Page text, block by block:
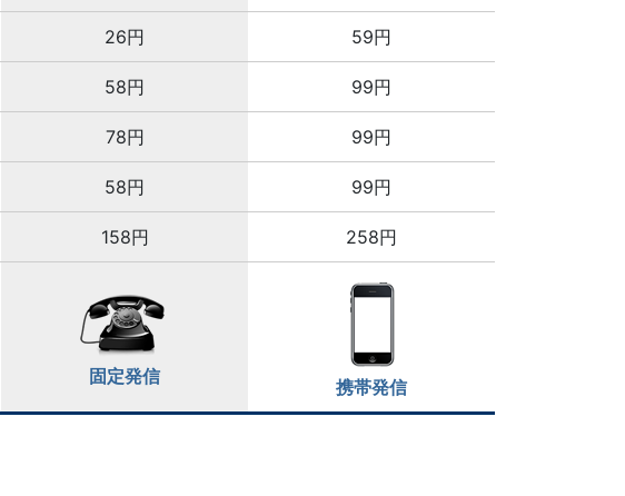
26円 59円
58円 99円
78円 99円
58円 99円
158円 258円
固定発信
携帯発信